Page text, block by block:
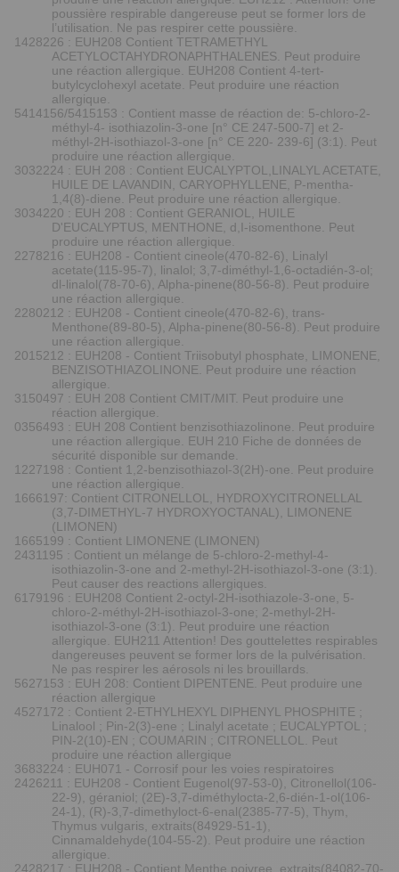
poussière respirable dangereuse peut se former lors de
l’utilisation. Ne pas respirer cette poussière.
1428226 : EUH208 Contient TETRAMETHYL
ACETYLOCTAHYDRONAPHTHALENES. Peut produire
une réaction allergique. EUH208 Contient 4-tert-
butylcyclohexyl acetate. Peut produire une réaction
allergique.
5414156/5415153 : Contient masse de réaction de: 5-chloro-2-
méthyl-4- isothiazolin-3-one [n° CE 247-500-7] et 2-
méthyl-2H-isothiazol-3-one [n° CE 220- 239-6] (3:1). Peut
produire une réaction allergique.
3032224 : EUH 208 : Contient EUCALYPTOL,LINALYL ACETATE,
HUILE DE LAVANDIN, CARYOPHYLLENE, P-mentha-
1,4(8)-diene. Peut produire une réaction allergique.
3034220 : EUH 208 : Contient GERANIOL, HUILE
D'EUCALYPTUS, MENTHONE, d,I-isomenthone. Peut
produire une réaction allergique.
2278216 : EUH208 - Contient cineole(470-82-6), Linalyl
acetate(115-95-7), linalol; 3,7-diméthyl-1,6-octadién-3-ol;
dl-linalol(78-70-6), Alpha-pinene(80-56-8). Peut produire
une réaction allergique.
2280212 : EUH208 - Contient cineole(470-82-6), trans-
Menthone(89-80-5), Alpha-pinene(80-56-8). Peut produire
une réaction allergique.
2015212 : EUH208 - Contient Triisobutyl phosphate, LIMONENE,
BENZISOTHIAZOLINONE. Peut produire une réaction
allergique.
3150497 : EUH 208 Contient CMIT/MIT. Peut produire une
réaction allergique.
0356493 : EUH 208 Contient benzisothiazolinone. Peut produire
une réaction allergique. EUH 210 Fiche de données de
sécurité disponible sur demande.
1227198 : Contient 1,2-benzisothiazol-3(2H)-one. Peut produire
une réaction allergique.
1666197: Contient CITRONELLOL, HYDROXYCITRONELLAL
(3,7-DIMETHYL-7 HYDROXYOCTANAL), LIMONENE
(LIMONEN)
1665199 : Contient LIMONENE (LIMONEN)
2431195 : Contient un mélange de 5-chloro-2-methyl-4-
isothiazolin-3-one and 2-methyl-2H-isothiazol-3-one (3:1).
Peut causer des reactions allergiques.
6179196 : EUH208 Contient 2-octyl-2H-isothiazole-3-one, 5-
chloro-2-méthyl-2H-isothiazol-3-one; 2-methyl-2H-
isothiazol-3-one (3:1). Peut produire une réaction
allergique. EUH211 Attention! Des gouttelettes respirables
dangereuses peuvent se former lors de la pulvérisation.
Ne pas respirer les aérosols ni les brouillards.
5627153 : EUH 208: Contient DIPENTENE. Peut produire une
réaction allergique
4527172 : Contient 2-ETHYLHEXYL DIPHENYL PHOSPHITE ;
Linalool ; Pin-2(3)-ene ; Linalyl acetate ; EUCALYPTOL ;
PIN-2(10)-EN ; COUMARIN ; CITRONELLOL. Peut
produire une réaction allergique
3683224 : EUH071 - Corrosif pour les voies respiratoires
2426211 : EUH208 - Contient Eugenol(97-53-0), Citronellol(106-
22-9), géraniol; (2E)-3,7-diméthylocta-2,6-dién-1-ol(106-
24-1), (R)-3,7-dimethyloct-6-enal(2385-77-5), Thym,
Thymus vulgaris, extraits(84929-51-1),
Cinnamaldehyde(104-55-2). Peut produire une réaction
allergique.
2428217 : EUH208 - Contient Menthe poivree, extraits(84082-70-